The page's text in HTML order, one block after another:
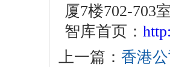
厦7楼702-703
智库首页：
上一篇： 香港